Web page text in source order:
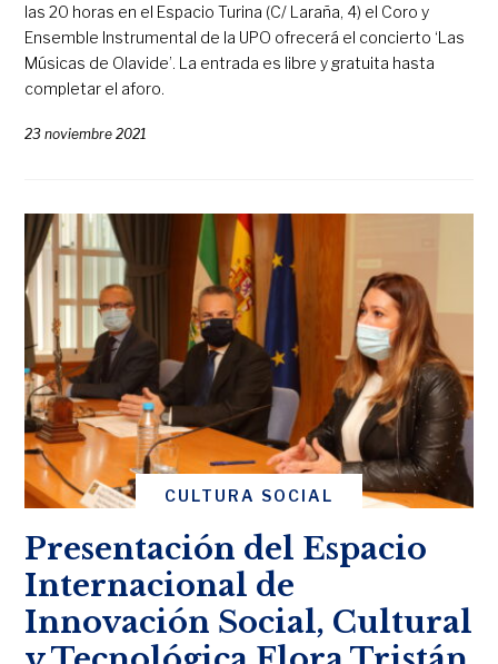
las 20 horas en el Espacio Turina (C/ Laraña, 4) el Coro y
Ensemble Instrumental de la UPO ofrecerá el concierto ‘Las
Músicas de Olavide’. La entrada es libre y gratuita hasta
completar el aforo.
23 noviembre 2021
CULTURA SOCIAL
Presentación del Espacio
Internacional de
Innovación Social, Cultural